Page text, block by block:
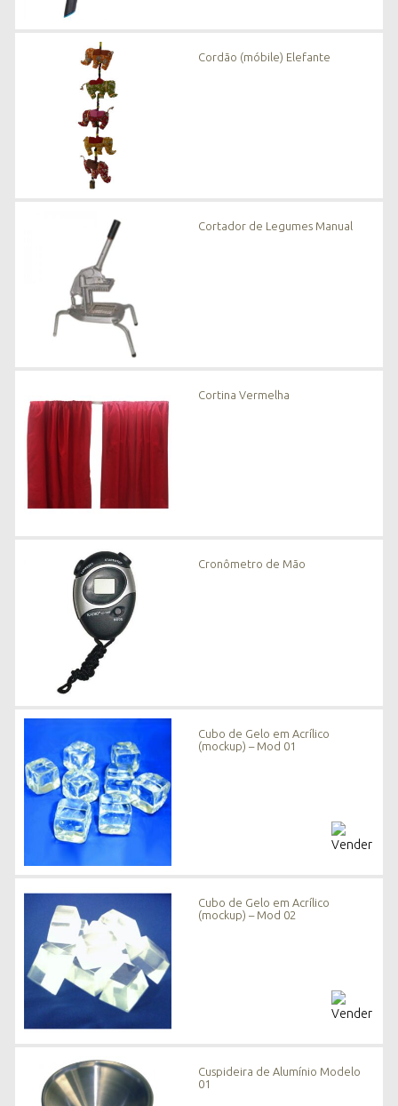
Cordão (móbile) Elefante
Cortador de Legumes Manual
Cortina Vermelha
Cronômetro de Mão
Cubo de Gelo em Acrílico
(mockup) – Mod 01
Cubo de Gelo em Acrílico
(mockup) – Mod 02
Cuspideira de Alumínio Modelo
01